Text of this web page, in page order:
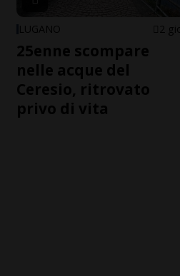
LUGANO 2
25enne scompare
nelle acque del
Ceresio, ritrovato
privo di vita